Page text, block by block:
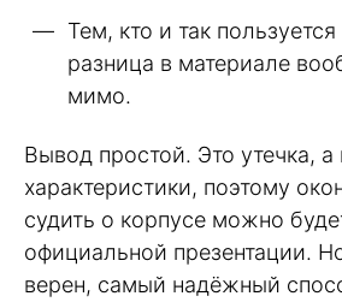
Тем, кто и так
разница в материале
мимо.
Вывод простой. Это утечка,
характеристики, поэтому
судить о корпусе можно
официальной презентации.
верен, самый надёжный